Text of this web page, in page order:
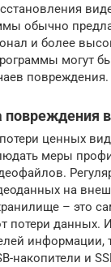
обычно
и более
могут
повреждения.
повреждения
ценных
меры
на
– это
потери данных.
информации,
накопители и